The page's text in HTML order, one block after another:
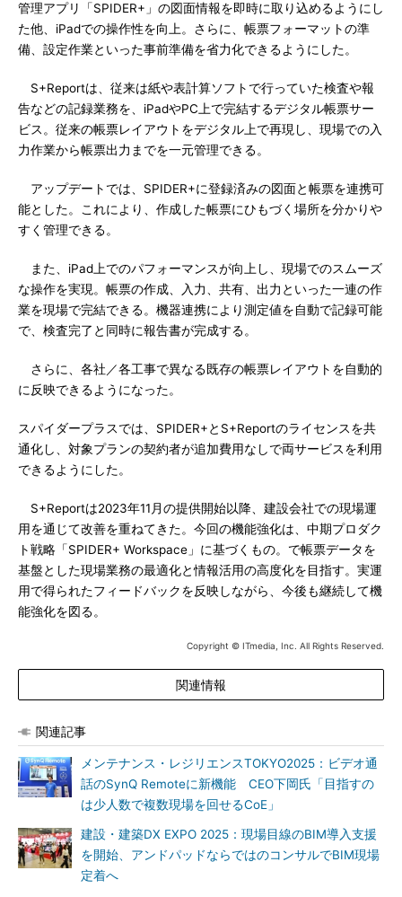
管理アプリ「SPIDER+」の図面情報を即時に取り込めるようにし
た他、iPadでの操作性を向上。さらに、帳票フォーマットの準
備、設定作業といった事前準備を省力化できるようにした。
S+Reportは、従来は紙や表計算ソフトで行っていた検査や報
告などの記録業務を、iPadやPC上で完結するデジタル帳票サー
ビス。従来の帳票レイアウトをデジタル上で再現し、現場での入
力作業から帳票出力までを一元管理できる。
アップデートでは、SPIDER+に登録済みの図面と帳票を連携可
能とした。これにより、作成した帳票にひもづく場所を分かりや
すく管理できる。
また、iPad上でのパフォーマンスが向上し、現場でのスムーズ
な操作を実現。帳票の作成、入力、共有、出力といった一連の作
業を現場で完結できる。機器連携により測定値を自動で記録可能
で、検査完了と同時に報告書が完成する。
さらに、各社／各工事で異なる既存の帳票レイアウトを自動的
に反映できるようになった。
スパイダープラスでは、SPIDER+とS+Reportのライセンスを共
通化し、対象プランの契約者が追加費用なしで両サービスを利用
できるようにした。
S+Reportは2023年11月の提供開始以降、建設会社での現場運
用を通じて改善を重ねてきた。今回の機能強化は、中期プロダク
ト戦略「SPIDER+ Workspace」に基づくもの。で帳票データを
基盤とした現場業務の最適化と情報活用の高度化を目指す。実運
用で得られたフィードバックを反映しながら、今後も継続して機
能強化を図る。
Copyright © ITmedia, Inc. All Rights Reserved.
関連情報
関連記事
メンテナンス・レジリエンスTOKYO2025：ビデオ通
話のSynQ Remoteに新機能 CEO下岡氏「目指すの
は少人数で複数現場を回せるCoE」
建設・建築DX EXPO 2025：現場目線のBIM導入支援
を開始、アンドパッドならではのコンサルでBIM現場
定着へ